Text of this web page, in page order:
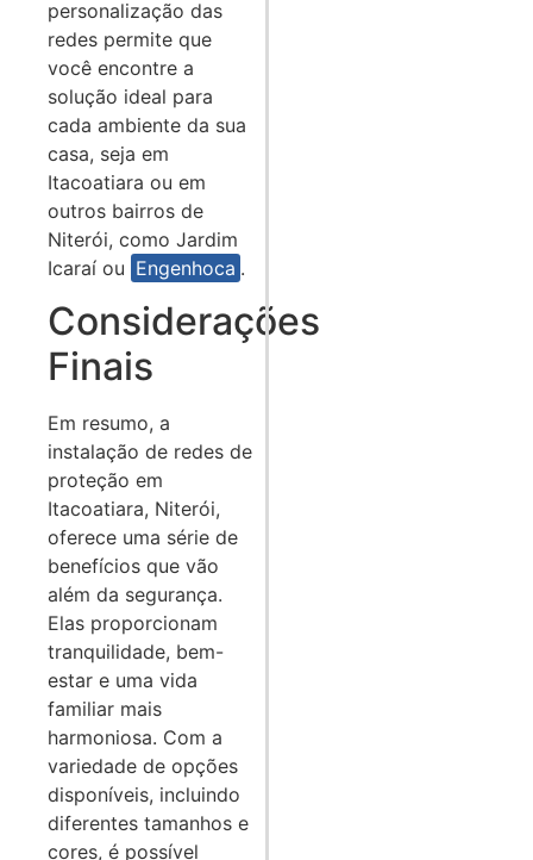
personalização das
redes permite que
você encontre a
solução ideal para
cada ambiente da sua
casa, seja em
Itacoatiara ou em
outros bairros de
Niterói, como Jardim
Icaraí ou Engenhoca .
Considerações
Finais
Em resumo, a
instalação de redes de
proteção em
Itacoatiara, Niterói,
oferece uma série de
benefícios que vão
além da segurança.
Elas proporcionam
tranquilidade, bem-
estar e uma vida
familiar mais
harmoniosa. Com a
variedade de opções
disponíveis, incluindo
diferentes tamanhos e
cores, é possível